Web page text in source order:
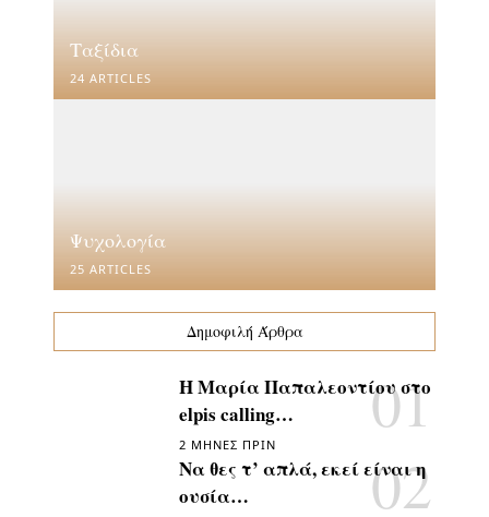
Ταξίδια
24 ARTICLES
Ψυχολογία
25 ARTICLES
Δημοφιλή Άρθρα
Η Μαρία Παπαλεοντίου στο
elpis calling…
2 ΜΉΝΕΣ ΠΡΙΝ
Να θες τ’ απλά, εκεί είναι η
ουσία…